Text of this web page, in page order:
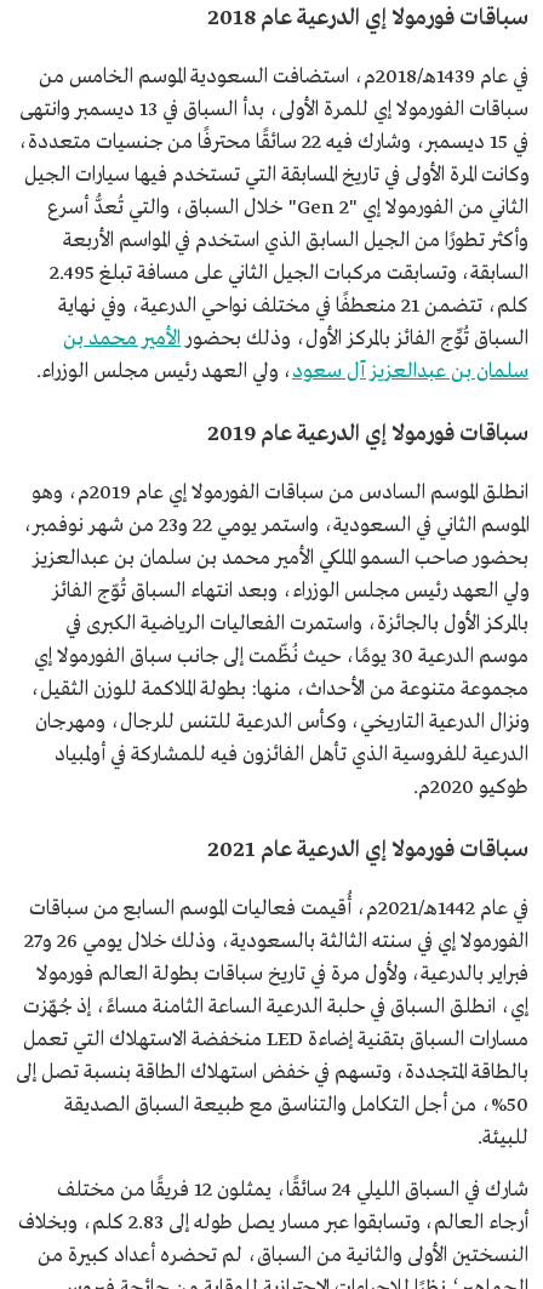
سباقات فورمولا إي الدرعية عام 2018
في عام 1439هـ/2018م، استضافت السعودية الموسم الخامس من
سباقات الفورمولا إي للمرة الأولى، بدأ السباق في 13 ديسمبر وانتهى
في 15 ديسمبر، وشارك فيه 22 سائقًا محترفًا من جنسيات متعددة،
وكانت المرة الأولى في تاريخ المسابقة التي تستخدم فيها سيارات الجيل
الثاني من الفورمولا إي "Gen 2‎" خلال السباق، والتي تُعدُّ أسرع
وأكثر تطورًا من الجيل السابق الذي استخدم في المواسم الأربعة
السابقة، وتسابقت مركبات الجيل الثاني على مسافة تبلغ 2.495
كلم، تتضمن 21 منعطفًا في مختلف نواحي الدرعية، وفي نهاية
السباق تُوِّج الفائز بالمركز الأول، وذلك بحضور الأمير محمد بن
سلمان بن عبدالعزيز آل سعود، ولي العهد رئيس مجلس الوزراء.
سباقات فورمولا إي الدرعية عام 2019
انطلق الموسم السادس من سباقات الفورمولا إي عام 2019م، وهو
الموسم الثاني في السعودية، واستمر يومي 22 و23 من شهر نوفمبر،
بحضور صاحب السمو الملكي الأمير محمد بن سلمان بن عبدالعزيز
ولي العهد رئيس مجلس الوزراء، وبعد انتهاء السباق تُوّج الفائز
بالمركز الأول بالجائزة، واستمرت الفعاليات الرياضية الكبرى في
موسم الدرعية 30 يومًا، حيث نُظّمت إلى جانب سباق الفورمولا إي
مجموعة متنوعة من الأحداث، منها: بطولة الملاكمة للوزن الثقيل،
ونزال الدرعية التاريخي، وكأس الدرعية للتنس للرجال، ومهرجان
الدرعية للفروسية الذي تأهل الفائزون فيه للمشاركة في أولمبياد
طوكيو 2020م.
سباقات فورمولا إي الدرعية عام 2021
في عام 1442هـ/2021م، أُقيمت فعاليات الموسم السابع من سباقات
الفورمولا إي في سنته الثالثة بالسعودية، وذلك خلال يومي 26 و27
فبراير بالدرعية، ولأول مرة في تاريخ سباقات بطولة العالم فورمولا
إي، انطلق السباق في حلبة الدرعية الساعة الثامنة مساءً، إذ جُهّزت
مسارات السباق بتقنية إضاءة LED منخفضة الاستهلاك التي تعمل
بالطاقة المتجددة، وتسهم في خفض استهلاك الطاقة بنسبة تصل إلى
50%، من أجل التكامل والتناسق مع طبيعة السباق الصديقة
للبيئة.
شارك في السباق الليلي 24 سائقًا، يمثلون 12 فريقًا من مختلف
أرجاء العالم، وتسابقوا عبر مسار يصل طوله إلى 2.83 كلم، وبخلاف
النسختين الأولى والثانية من السباق، لم تحضره أعداد كبيرة من